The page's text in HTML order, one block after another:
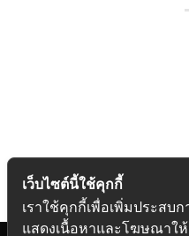
เว็บไซต์นี้ใช้คุกกี้
เราใช้คุกกี้เพื่อเพิ่มประสบ
แสดงเนื้อหาและโฆษณาใ